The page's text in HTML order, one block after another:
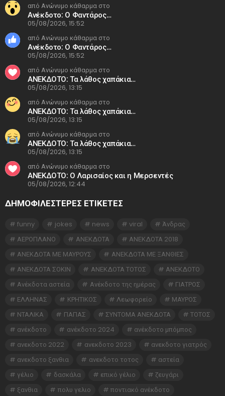
από Ανώνυμο κάθαρμα στο
Ανέκδοτο: Ο Φαντάρος…
05/08/2026, 15:52
από Ανώνυμο κάθαρμα στο
Ανέκδοτο: Ο Φαντάρος…
05/08/2026, 15:52
από Ανώνυμο κάθαρμα στο
ΑΝΕΚΔΟΤΟ: Τα λάθος χαπάκια…
05/08/2026, 13:15
από Ανώνυμο κάθαρμα στο
ΑΝΕΚΔΟΤΟ: Τα λάθος χαπάκια…
05/08/2026, 13:15
από Ανώνυμο κάθαρμα στο
ΑΝΕΚΔΟΤΟ: Τα λάθος χαπάκια…
05/08/2026, 13:15
από Ανώνυμο κάθαρμα στο
ΑΝΕΚΔΟΤΟ: Ο Λαρισαίος και η Μερσεντές
05/08/2026, 12:44
ΔΗΜΟΦΙΛΕΣΤΕΡΕΣ ΕΤΙΚΈΤΕΣ
funny jokes news viral
Άνδρας
ΑΕΡΟΠΛΑΝΟ
ΑΝΕΚΔΟΤΑ
ΑΝΕΚΔΟΤΑ 2018
ΑΝΕΚΔΟΤΑ ΜΕ ΜΑΥΡΟΥΣ
ΑΝΕΚΔΟΤΑ ΜΕ ΞΑΝΘΙΕΣ
ΑΝΕΚΔΟΤΑ ΣΟΚΙΝ
ΑΝΕΚΔΟΤΑ ΤΟΤΟΣ
ΑΝΕΚΔΟΤΟ
Ανέκδοτα αστεία
Ανέκδοτο της ημέρας
ΓΙΑΤΡΟΣ
ΕΛΛΗΝΑΣ
ΚΡΗΤΙΚΟΣ Λεωφορείο
ΜΑΥΡΟΣ
ΝΤΑΛΙΚΑ
ΠΑΠΑΣ ΣΥΝΤΟΜΑ ΑΝΕΚΔΟΤΑ
ΤΟΤΟΣ
ανέκδοτο
ανέκδοτο 2024
ανέκδοτο μπόμπος
ανεκδοτο 2022
ανεκδοτο 2023
ανεκδοτο γιατρός
ανεκδοτο ξανθια
ανεκδοτο τοτος
αστεία
γέλιο
δασκάλα επικό γέλιο
ζευγάρι
ξανθια
πολυ γελιο
ποντιακό ανέκδοτο